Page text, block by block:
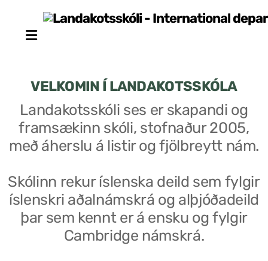
VELKOMIN Í LANDAKOTSSKÓLA
Landakotsskóli ses er skapandi og
framsækinn skóli, stofnaður 2005,
með áherslu á listir og fjölbreytt nám.
Skólinn rekur íslenska deild sem fylgir
íslenskri aðalnámskrá og alþjóðadeild
þar sem kennt er á ensku og fylgir
Cambridge námskrá.
Stjórn sjálfseignarstofnunar
Skólaráð
Fundargerðir skólaráðs